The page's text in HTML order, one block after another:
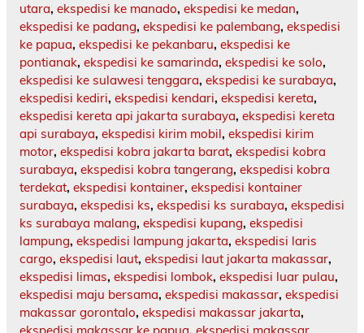
utara, ekspedisi ke manado, ekspedisi ke medan,
ekspedisi ke padang, ekspedisi ke palembang, ekspedisi
ke papua, ekspedisi ke pekanbaru, ekspedisi ke
pontianak, ekspedisi ke samarinda, ekspedisi ke solo,
ekspedisi ke sulawesi tenggara, ekspedisi ke surabaya,
ekspedisi kediri, ekspedisi kendari, ekspedisi kereta,
ekspedisi kereta api jakarta surabaya, ekspedisi kereta
api surabaya, ekspedisi kirim mobil, ekspedisi kirim
motor, ekspedisi kobra jakarta barat, ekspedisi kobra
surabaya, ekspedisi kobra tangerang, ekspedisi kobra
terdekat, ekspedisi kontainer, ekspedisi kontainer
surabaya, ekspedisi ks, ekspedisi ks surabaya, ekspedisi
ks surabaya malang, ekspedisi kupang, ekspedisi
lampung, ekspedisi lampung jakarta, ekspedisi laris
cargo, ekspedisi laut, ekspedisi laut jakarta makassar,
ekspedisi limas, ekspedisi lombok, ekspedisi luar pulau,
ekspedisi maju bersama, ekspedisi makassar, ekspedisi
makassar gorontalo, ekspedisi makassar jakarta,